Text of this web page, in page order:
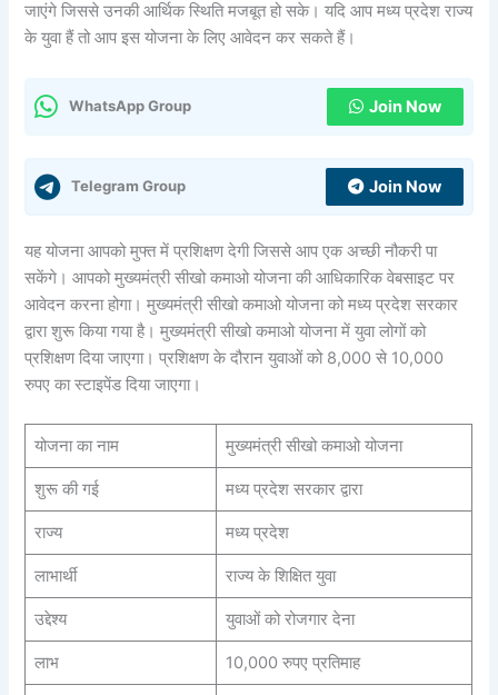
जाएंगे जिससे उनकी आर्थिक स्थिति मजबूत हो सके। यदि आप मध्य प्रदेश राज्य
के युवा हैं तो आप इस योजना के लिए आवेदन कर सकते हैं।
WhatsApp Group Join Now
Telegram Group Join Now
यह योजना आपको मुफ्त में प्रशिक्षण देगी जिससे आप एक अच्छी नौकरी पा
सकेंगे। आपको मुख्यमंत्री सीखो कमाओ योजना की आधिकारिक वेबसाइट पर
आवेदन करना होगा। मुख्यमंत्री सीखो कमाओ योजना को मध्य प्रदेश सरकार
द्वारा शुरू किया गया है। मुख्यमंत्री सीखो कमाओ योजना में युवा लोगों को
प्रशिक्षण दिया जाएगा। प्रशिक्षण के दौरान युवाओं को 8,000 से 10,000
रुपए का स्टाइपेंड दिया जाएगा।
योजना का नाम मुख्यमंत्री सीखो कमाओ योजना
शुरू की गई मध्य प्रदेश सरकार द्वारा
राज्य मध्य प्रदेश
लाभार्थी राज्य के शिक्षित युवा
उद्देश्य युवाओं को रोजगार देना
लाभ 10,000 रुपए प्रतिमाह